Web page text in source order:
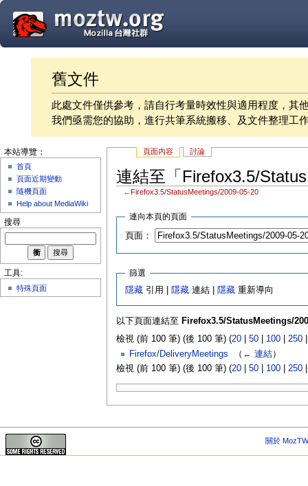
舊文件
此處文件僅供參考，請自行考量時效性與適用程度，其
我們亟需您的協助，進行共筆系統搬移、及文件整理工
頁面內容 討論
連結至「Firefox3.5/
← Firefox3.5/StatusMeetings/2009-05-20
連向本頁的頁面
頁面：
篩選
隱藏 引用 | 隱藏 連結 | 隱藏 重新導向
以下頁面連結至 Firefox3.5/StatusMeetings/
檢視 (前 100 筆) (後 100 筆) (20| 50| 100| 250
Firefox/DeliveryMeetings
（ ← 連結）
檢視 (前 100 筆) (後 100 筆) (20| 50| 100| 250
本站導覽：
首頁
頁面近期變動
隨機頁面
Help about MediaWiki
搜尋
工具:
特殊頁面
關於